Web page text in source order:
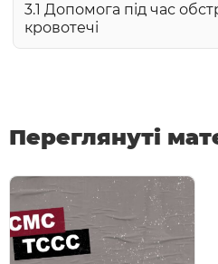
3.1 Допомога під час
кровотечі
Переглянуті